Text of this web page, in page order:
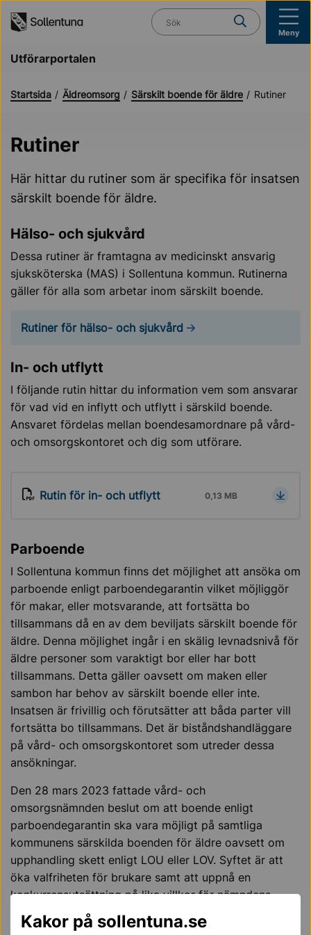
Kakor på sollentuna.se
Vad söker du?
Meny
Utförarportalen
Startsida Äldreomsorg Särskilt boende för äldre Rutiner
Rutiner
Här hittar du rutiner som är specifika för insatsen
särskilt boende för äldre.
Hälso- och sjukvård
Dessa rutiner är framtagna av medicinskt ansvarig
sjuksköterska (MAS) i Sollentuna kommun. Rutinerna
gäller för alla som arbetar inom särskilt boende.
Rutiner för hälso- och sjukvård
In- och utflytt
I följande rutin hittar du information vem som ansvarar
för vad vid en inflytt och utflytt i särskild boende.
Ansvaret fördelas mellan boendesamordnare på vård-
och omsorgskontoret och dig som utförare.
Rutin för in- och utflytt 0,13 MB
Parboende
I Sollentuna kommun finns det möjlighet att ansöka om
parboende enligt parboendegarantin vilket möjliggör
för makar, eller motsvarande, att fortsätta bo
tillsammans då en av dem beviljats särskilt boende för
äldre. Denna möjlighet ingår i en skälig levnadsnivå för
äldre personer som varaktigt bor eller har bott
tillsammans. Detta gäller oavsett om maken eller
sambon har behov av särskilt boende eller inte.
Insatsen är frivillig och förutsätter att båda parter vill
fortsätta bo tillsammans. Det är biståndshandläggare
på vård- och omsorgskontoret som utreder dessa
ansökningar.
Den 28 mars 2023 fattade vård- och
omsorgsnämnden beslut om att boende enligt
parboendegarantin ska vara möjligt på samtliga
kommunens särskilda boenden för äldre oavsett om
upphandling skett enligt LOU eller LOV. Syftet är att
öka valfriheten för brukare samt att uppnå en
konkurrensutsättning på lika villkor för nämndens
utförare.